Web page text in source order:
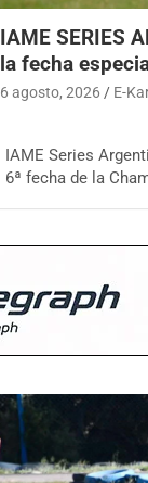
IAME SERIES
la fecha
6 agosto, 2026 E-
IAME Series
6ª fecha de la